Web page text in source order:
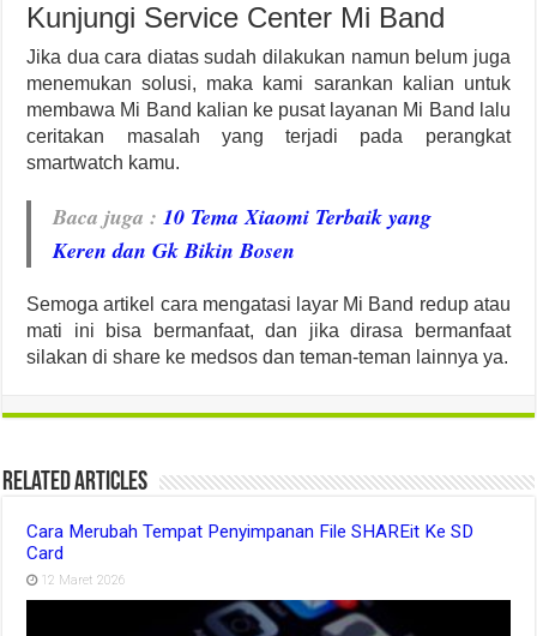
Kunjungi Service Center Mi Band
Jika dua cara diatas sudah dilakukan namun belum juga
menemukan solusi, maka kami sarankan kalian untuk
membawa Mi Band kalian ke pusat layanan Mi Band lalu
ceritakan masalah yang terjadi pada perangkat
smartwatch kamu.
Baca juga :10 Tema Xiaomi Terbaik yang
Keren dan Gk Bikin Bosen
Semoga artikel cara mengatasi layar Mi Band redup atau
mati ini bisa bermanfaat, dan jika dirasa bermanfaat
silakan di share ke medsos dan teman-teman lainnya ya.
Related Articles
Cara Merubah Tempat Penyimpanan File SHAREit Ke SD
Card
12 Maret 2026